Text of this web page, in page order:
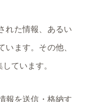
れた情報、あるい
ます。その他、
ています。
報を送信・格納す